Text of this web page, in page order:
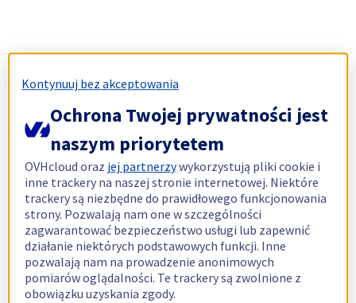
Kontynuuj bez akceptowania
Ochrona Twojej prywatności jest
naszym priorytetem
OVHcloud oraz jej partnerzywykorzystują pliki cookie i
inne trackery na naszej stronie internetowej. Niektóre
trackery są niezbędne do prawidłowego funkcjonowania
strony. Pozwalają nam one w szczególności
zagwarantować bezpieczeństwo usługi lub zapewnić
działanie niektórych podstawowych funkcji. Inne
pozwalają nam na prowadzenie anonimowych
pomiarów oglądalności. Te trackery są zwolnione z
obowiązku uzyskania zgody.